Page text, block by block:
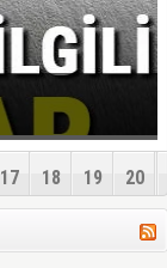
17 18 19 20